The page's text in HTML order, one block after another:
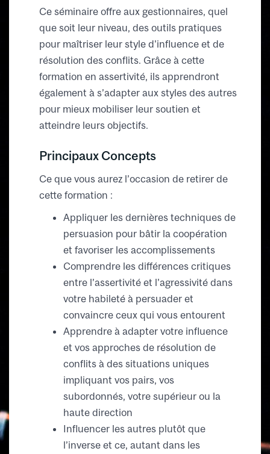
Ce séminaire offre aux gestionnaires, quel
que soit leur niveau, des outils pratiques
pour maîtriser leur style d'influence et de
résolution des conflits. Grâce à cette
formation en assertivité, ils apprendront
également à s’adapter aux styles des autres
pour mieux mobiliser leur soutien et
atteindre leurs objectifs.
Principaux Concepts
Ce que vous aurez l’occasion de retirer de
cette formation :
Appliquer les dernières techniques de
persuasion pour bâtir la coopération
et favoriser les accomplissements
Comprendre les différences critiques
entre l’assertivité et l'agressivité dans
votre habileté à persuader et
convaincre ceux qui vous entourent
Apprendre à adapter votre influence
et vos approches de résolution de
conflits à des situations uniques
impliquant vos pairs, vos
subordonnés, votre supérieur ou la
haute direction
Influencer les autres plutôt que
l’inverse et ce, autant dans les